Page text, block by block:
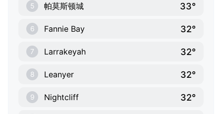
5 帕莫斯顿城 33°
6 Fannie Bay 32°
7 Larrakeyah 32°
8 Leanyer 32°
9 Nightcliff 32°